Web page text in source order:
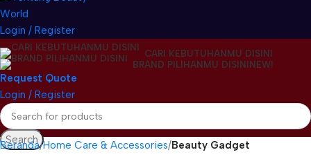
Login / Register
CARI KEBUTUHANMU DISINI
BRAND PILIHANMU DISINI
NEW!
Request Quote
Login / Register
Search
Beranda Home Care & Accessories Beauty Gadget